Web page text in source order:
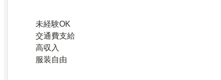
未経験OK
交通費支給
高収入
服装自由